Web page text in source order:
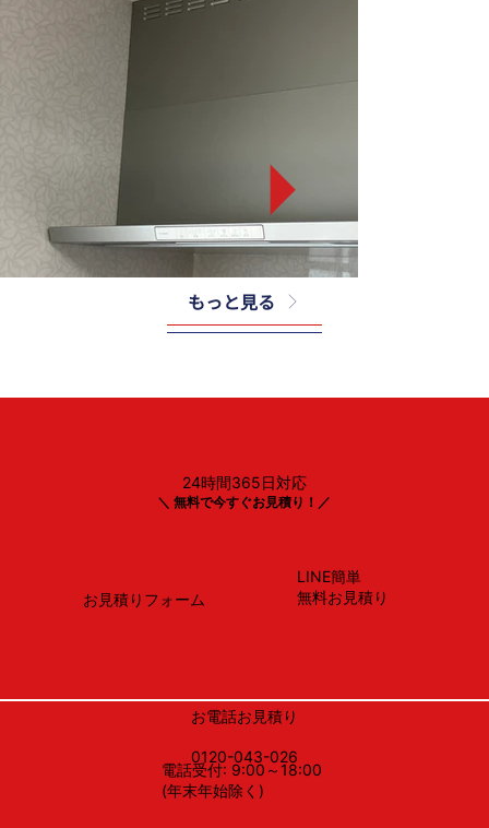
リンナイ
もっと見る
LINE簡単
無料お見積り
0120-043-026
お電話お見積り
電話受付: 9:00～18:00
(年末年始除く)
お見積りフォーム
＼ 無料で今すぐお見積り！／
24時間365日対応